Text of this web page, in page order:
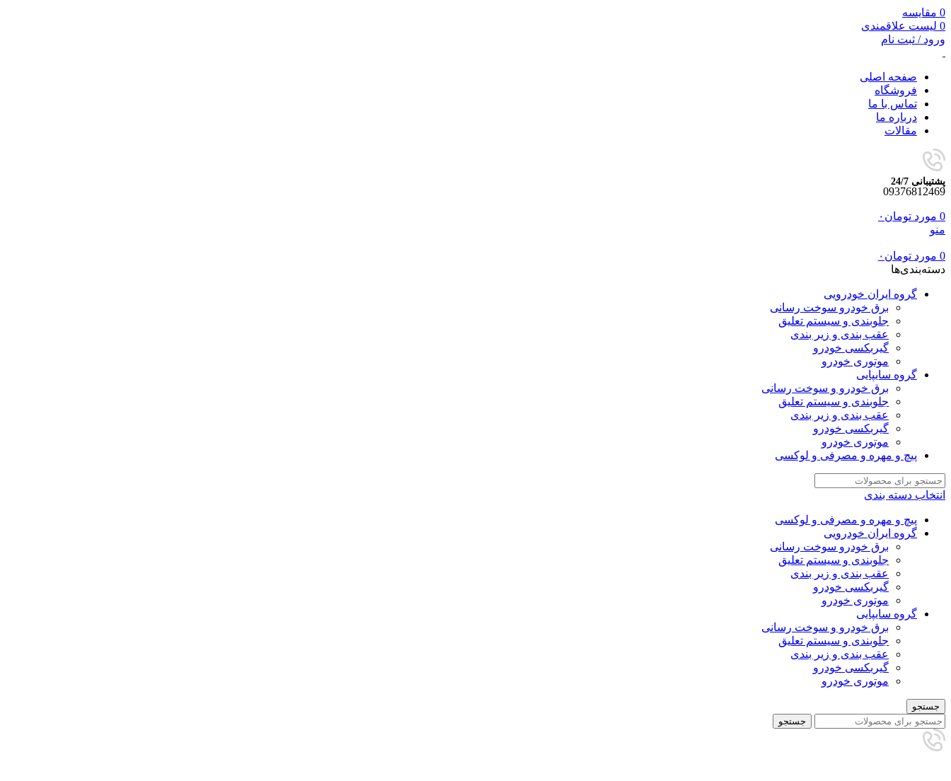
0 مقایسه
0 لیست علاقمندی
ورود / ثبت نام
صفحه اصلی
فروشگاه
تماس با ما
درباره ما
مقالات
پشتیبانی 24/7
09376812469
0 مورد تومان ۰
منو
0 مورد تومان ۰
دسته‌بندی‌ها
گروه ایران خودرویی
برق خودرو سوخت رسانی
جلوبندی و سیستم تعلیق
عقب بندی و زیر بندی
گیربکسی خودرو
موتوری خودرو
گروه سایپایی
برق خودرو و سوخت رسانی
جلوبندی و سیستم تعلیق
عقب بندی و زیر بندی
گیربکسی خودرو
موتوری خودرو
پیچ و مهره و مصرفی و لوکسی
انتخاب دسته بندی
پیچ و مهره و مصرفی و لوکسی
گروه ایران خودرویی
برق خودرو سوخت رسانی
جلوبندی و سیستم تعلیق
عقب بندی و زیر بندی
گیربکسی خودرو
موتوری خودرو
گروه سایپایی
برق خودرو و سوخت رسانی
جلوبندی و سیستم تعلیق
عقب بندی و زیر بندی
گیربکسی خودرو
موتوری خودرو
جستجو
جستجو